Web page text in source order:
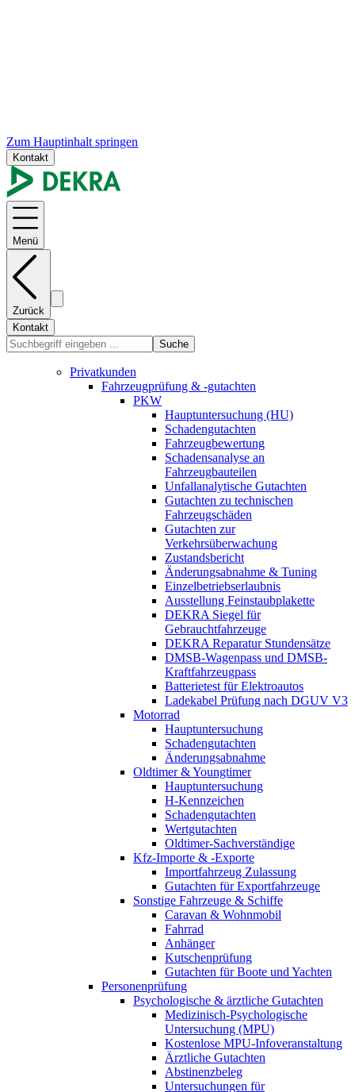
Zum Hauptinhalt springen
Kontakt
Menü
Zurück
Kontakt
Suche
Privatkunden
Fahrzeugprüfung & -gutachten
PKW
Hauptuntersuchung (HU)
Schadengutachten
Fahrzeugbewertung
Schadensanalyse an
Fahrzeugbauteilen
Unfallanalytische Gutachten
Gutachten zu technischen
Fahrzeugschäden
Gutachten zur
Verkehrsüberwachung
Zustandsbericht
Änderungsabnahme & Tuning
Einzelbetriebserlaubnis
Ausstellung Feinstaubplakette
DEKRA Siegel für
Gebrauchtfahrzeuge
DEKRA Reparatur Stundensätze
DMSB-Wagenpass und DMSB-
Kraftfahrzeugpass
Batterietest für Elektroautos
Ladekabel Prüfung nach DGUV V3
Motorrad
Hauptuntersuchung
Schadengutachten
Änderungsabnahme
Oldtimer & Youngtimer
Hauptuntersuchung
H-Kennzeichen
Schadengutachten
Wertgutachten
Oldtimer-Sachverständige
Kfz-Importe & -Exporte
Importfahrzeug Zulassung
Gutachten für Exportfahrzeuge
Sonstige Fahrzeuge & Schiffe
Caravan & Wohnmobil
Fahrrad
Anhänger
Kutschenprüfung
Gutachten für Boote und Yachten
Personenprüfung
Psychologische & ärztliche Gutachten
Medizinisch-Psychologische
Untersuchung (MPU)
Kostenlose MPU-Infoveranstaltung
Ärztliche Gutachten
Abstinenzbeleg
Untersuchungen für